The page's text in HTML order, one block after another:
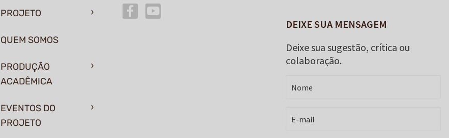
PROJETO
QUEM SOMOS
PRODUÇÃO
ACADÊMICA
EVENTOS DO
PROJETO
DEIXE SUA MENSAGEM
Deixe sua sugestão, crítica ou
colaboração.